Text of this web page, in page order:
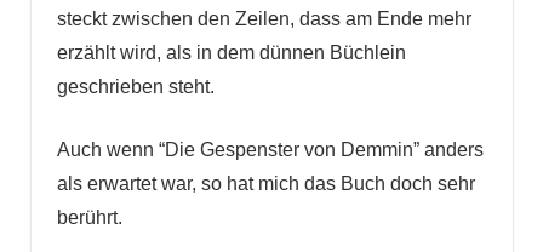
steckt zwischen den Zeilen, dass am Ende mehr
erzählt wird, als in dem dünnen Büchlein
geschrieben steht.
Auch wenn “Die Gespenster von Demmin” anders
als erwartet war, so hat mich das Buch doch sehr
berührt.